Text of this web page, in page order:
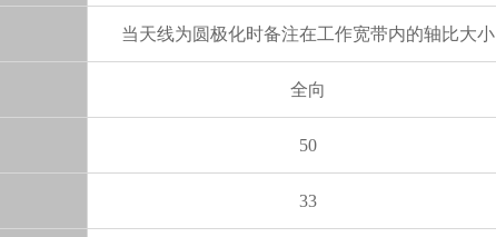
当天线为圆极化时备注在工作宽带内的轴比大小
全向
50
33